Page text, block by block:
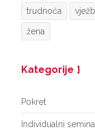
trudnoća
žena
Kategorije
Pokret
Individualni